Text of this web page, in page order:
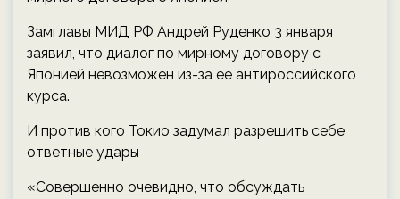
Замглавы МИД РФ Андрей Руденко 3 января
заявил, что диалог по мирному договору с
Японией невозможен из-за ее антироссийского
курса.
И против кого Токио задумал разрешить себе
ответные удары
«Совершенно очевидно, что обсуждать